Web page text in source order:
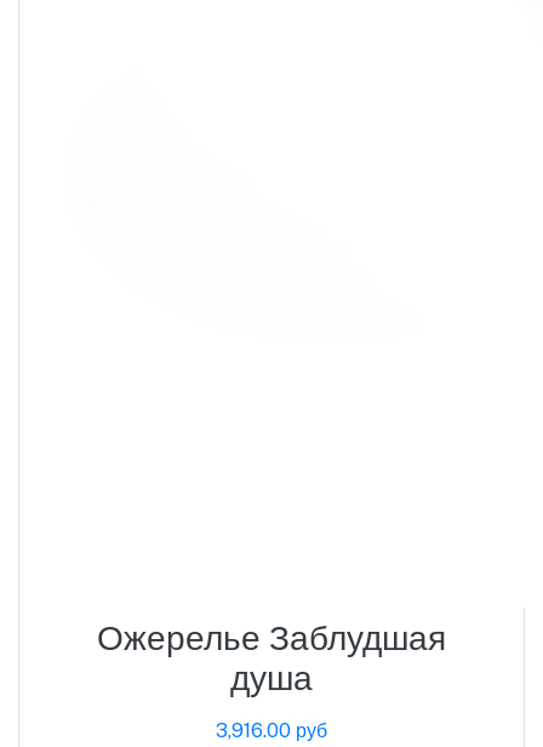
Ожерелье Заблудшая
душа
3,916.00 руб